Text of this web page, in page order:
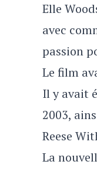
Elle
avec
passion
Le film
Il y avait
2003,
Reese
La